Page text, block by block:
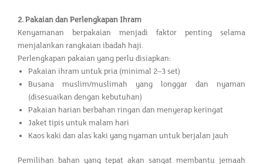
2. Pakaian dan Perlengkapan Ihram
Kenyamanan berpakaian menjadi faktor penting selama
menjalankan rangkaian ibadah haji.
Perlengkapan pakaian yang perlu disiapkan:
Pakaian ihram untuk pria (minimal 2–3 set)
Busana muslim/muslimah yang longgar dan nyaman
(disesuaikan dengan kebutuhan)
Pakaian harian berbahan ringan dan menyerap keringat
Jaket tipis untuk malam hari
Kaos kaki dan alas kaki yang nyaman untuk berjalan jauh
Pemilihan bahan yang tepat akan sangat membantu jemaah